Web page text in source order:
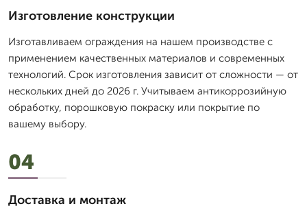
Изготовление конструкции
Изготавливаем ограждения на нашем производстве с
применением качественных материалов и современных
технологий. Срок изготовления зависит от сложности — от
нескольких дней до 2026 г. Учитываем антикоррозийную
обработку, порошковую покраску или покрытие по
вашему выбору.
04
Доставка и монтаж